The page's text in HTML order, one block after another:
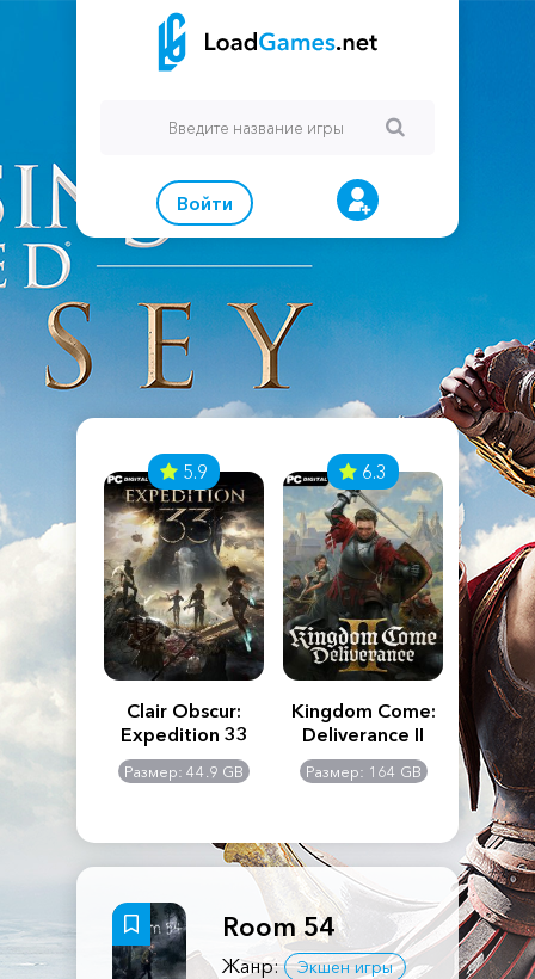
Войти
Creed
5.9
Clair Obscur:
Expedition 33
Размер: 44.9 GB
6.3
Kingdom Come:
Deliverance II
Размер: 164 GB
The
Room 54
Жанр:
Экшен игры